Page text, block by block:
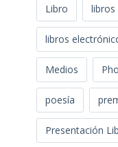
Libro libros
libros
Medios
poesía
Presentación